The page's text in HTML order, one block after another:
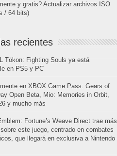
y gratis? Actualizar archivos ISO
/ 64 bits)
recientes
Tōkon: Fighting Souls ya está
en PS5 y PC
en XBOX Game Pass: Gears of
Open Beta, Mio: Memories in Orbit,
y mucho más
Fortune’s Weave Direct trae más
este juego, centrado en combates
que llegará en exclusiva a Nintendo